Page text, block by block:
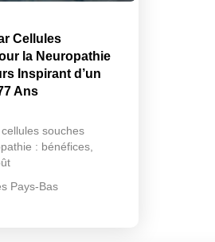
Cellules
la Neuropathie
Inspirant d’un
Ans
souches
: bénéfices,
Pays-Bas